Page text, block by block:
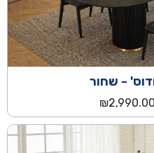
- שחור
המחיר
₪2,990.00
הנוכחי
הוא:
₪2,990.00.